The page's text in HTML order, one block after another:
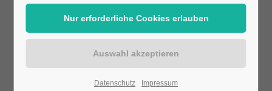
Patient immer kleiner wird – Schuld ist der
Witwenbuckel)
Tannenbaum-Phänomen (schräg verlaufende
Datenschutz Impressum